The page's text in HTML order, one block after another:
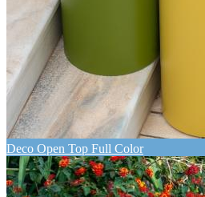
Deco Open Top Full Color